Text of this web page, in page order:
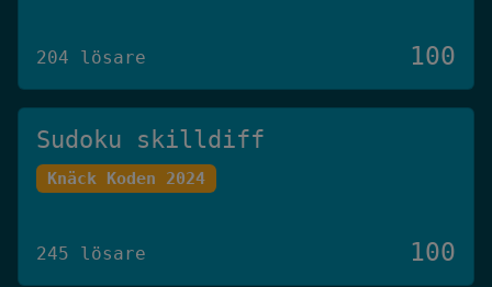
204 lösare 100
Sudoku skilldiff
Knäck Koden 2024
245 lösare 100